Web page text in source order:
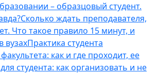
– образцовый студент.
Сколько ждать преподавателя,
Что такое правило 15 минут, и
вузахПрактика студента
как и где проходит, ее
студента: как организовать и не